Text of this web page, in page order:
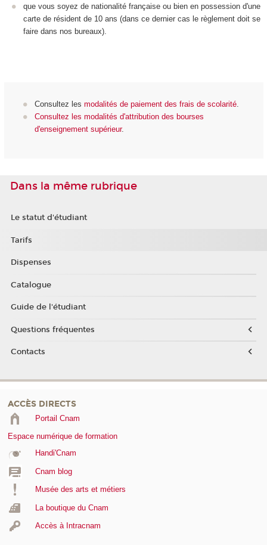
que vous soyez de nationalité française ou bien en possession d'une
carte de résident de 10 ans (dans ce dernier cas le règlement doit se
faire dans nos bureaux).
Consultez les modalités de paiement des frais de scolarité.
Consultez les modalités d'attribution des bourses
d'enseignement supérieur.
Dans la même rubrique
Le statut d'étudiant
Tarifs
Dispenses
Catalogue
Guide de l'étudiant
Questions fréquentes
Contacts
ACCÈS DIRECTS
Portail Cnam
Espace numérique de formation
Handi'Cnam
Cnam blog
Musée des arts et métiers
La boutique du Cnam
Accès à Intracnam